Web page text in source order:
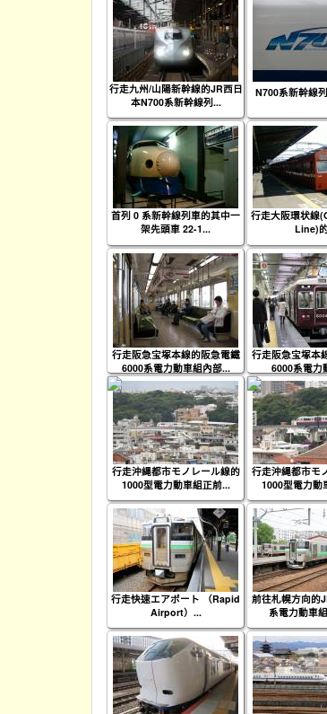
行走九州/山陽新幹線的JR西日
本N700系新幹線列...
N700系新幹線
首列 0 系新幹線列車的其中一
架先頭車 22-1...
行走大阪環状線
Line)
行走阪急宝塚本線的阪急電鐵
6000系電力動車組內部...
行走阪急宝塚本
6000系電力
行走沖縄都市モノレール線的
1000型電力動車組正前...
行走沖縄都市モ
1000型電力動
行走快速エアポート （Rapid
Airport）...
前往札幌方向的
系電力動車